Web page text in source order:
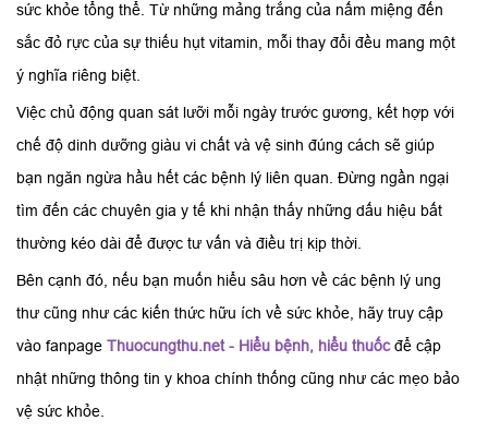
sức khỏe tổng thể. Từ những mảng trắng của nấm miệng đến
sắc đỏ rực của sự thiếu hụt vitamin, mỗi thay đổi đều mang một
ý nghĩa riêng biệt.
Việc chủ động quan sát lưỡi mỗi ngày trước gương, kết hợp với
chế độ dinh dưỡng giàu vi chất và vệ sinh đúng cách sẽ giúp
bạn ngăn ngừa hầu hết các bệnh lý liên quan. Đừng ngần ngại
tìm đến các chuyên gia y tế khi nhận thấy những dấu hiệu bất
thường kéo dài để được tư vấn và điều trị kịp thời.
Bên cạnh đó, nếu bạn muốn hiểu sâu hơn về các bệnh lý ung
thư cũng như các kiến thức hữu ích về sức khỏe, hãy truy cập
vào fanpage Thuocungthu.net - Hiểu bệnh, hiểu thuốcđể cập
nhật những thông tin y khoa chính thống cũng như các mẹo bảo
vệ sức khỏe.